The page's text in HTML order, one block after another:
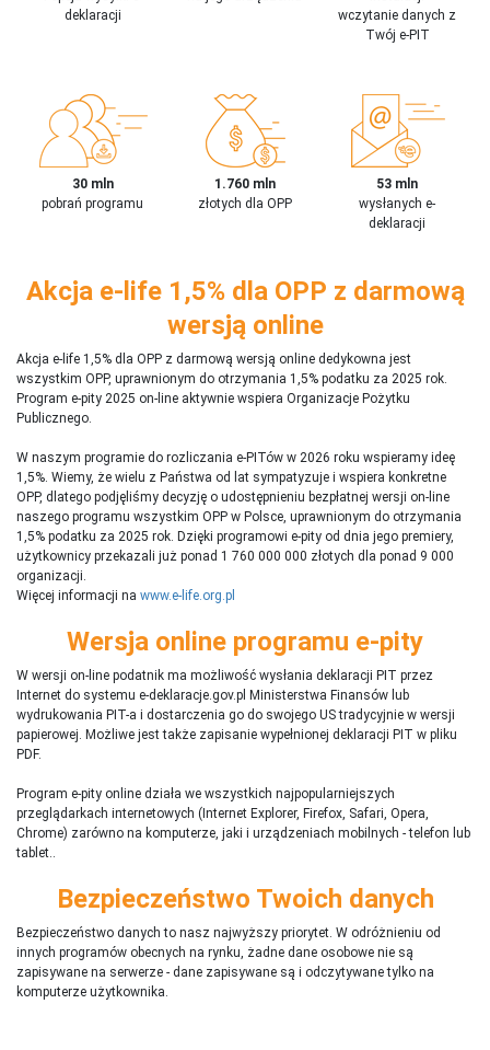
deklaracji
wczytanie danych z
Twój e-PIT
30 mln
pobrań programu
1.760 mln
złotych dla OPP
53 mln
wysłanych e-
deklaracji
Akcja e-life 1,5% dla OPP z darmową
wersją online
Akcja e-life 1,5% dla OPP z darmową wersją online dedykowna jest
wszystkim OPP, uprawnionym do otrzymania 1,5% podatku za 2025 rok.
Program e-pity 2025 on-line aktywnie wspiera Organizacje Pożytku
Publicznego.
W naszym programie do rozliczania e-PITów w 2026 roku wspieramy ideę
1,5%. Wiemy, że wielu z Państwa od lat sympatyzuje i wspiera konkretne
OPP, dlatego podjęliśmy decyzję o udostępnieniu bezpłatnej wersji on-line
naszego programu wszystkim OPP w Polsce, uprawnionym do otrzymania
1,5% podatku za 2025 rok. Dzięki programowi e-pity od dnia jego premiery,
użytkownicy przekazali już ponad 1 760 000 000 złotych dla ponad 9 000
organizacji.
Więcej informacji na www.e-life.org.pl
Wersja online programu e-pity
W wersji on-line podatnik ma możliwość wysłania deklaracji PIT przez
Internet do systemu e-deklaracje.gov.pl Ministerstwa Finansów lub
wydrukowania PIT-a i dostarczenia go do swojego US tradycyjnie w wersji
papierowej. Możliwe jest także zapisanie wypełnionej deklaracji PIT w pliku
PDF.
Program e-pity online działa we wszystkich najpopularniejszych
przeglądarkach internetowych (Internet Explorer, Firefox, Safari, Opera,
Chrome) zarówno na komputerze, jaki i urządzeniach mobilnych - telefon lub
tablet..
Bezpieczeństwo Twoich danych
Bezpieczeństwo danych to nasz najwyższy priorytet. W odróżnieniu od
innych programów obecnych na rynku, żadne dane osobowe nie są
zapisywane na serwerze - dane zapisywane są i odczytywane tylko na
komputerze użytkownika.